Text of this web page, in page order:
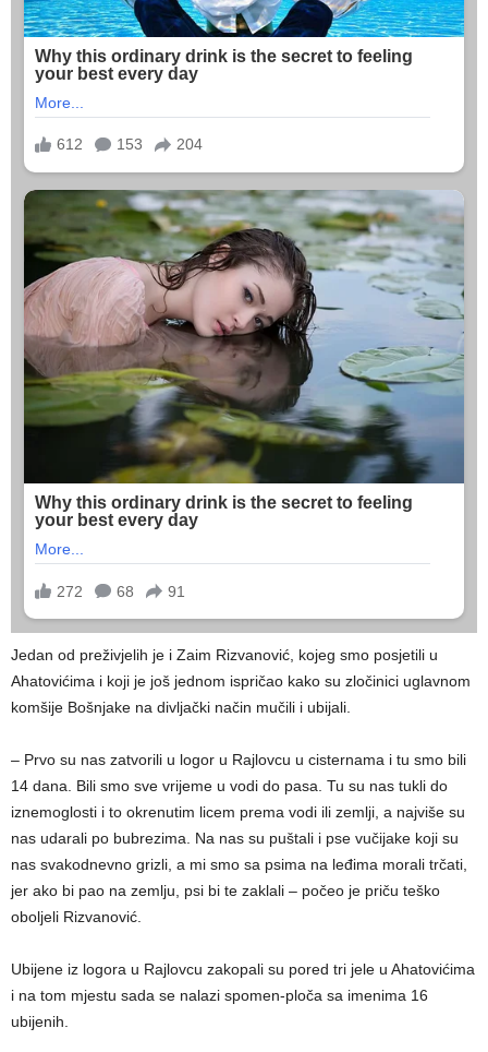
Jedan od preživjelih je i Zaim Rizvanović, kojeg smo posjetili u
Ahatovićima i koji je još jednom ispričao kako su zločinici uglavnom
komšije Bošnjake na divljački način mučili i ubijali.
– Prvo su nas zatvorili u logor u Rajlovcu u cisternama i tu smo bili
14 dana. Bili smo sve vrijeme u vodi do pasa. Tu su nas tukli do
iznemoglosti i to okrenutim licem prema vodi ili zemlji, a najviše su
nas udarali po bubrezima. Na nas su puštali i pse vučijake koji su
nas svakodnevno grizli, a mi smo sa psima na leđima morali trčati,
jer ako bi pao na zemlju, psi bi te zaklali – počeo je priču teško
oboljeli Rizvanović.
Ubijene iz logora u Rajlovcu zakopali su pored tri jele u Ahatovićima
i na tom mjestu sada se nalazi spomen-ploča sa imenima 16
ubijenih.